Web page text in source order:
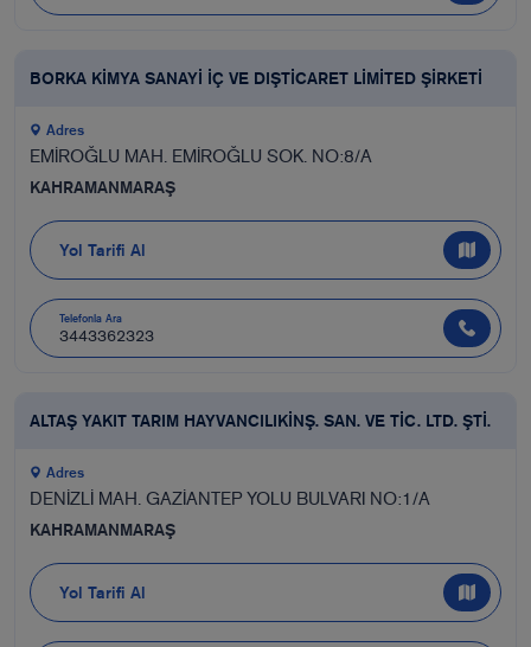
BORKA KİMYA SANAYİ İÇ VE DIŞTİCARET LİMİTED ŞİRKETİ
Adres
EMİROĞLU MAH. EMİROĞLU SOK. NO:8/A
KAHRAMANMARAŞ
Yol Tarifi Al
Telefonla Ara
3443362323
ALTAŞ YAKIT TARIM HAYVANCILIKİNŞ. SAN. VE TİC. LTD. ŞTİ.
Adres
DENİZLİ MAH. GAZİANTEP YOLU BULVARI NO:1/A
KAHRAMANMARAŞ
Yol Tarifi Al